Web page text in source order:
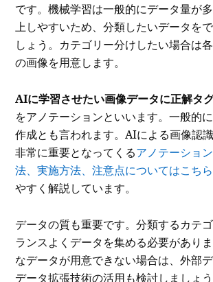
です。機械学習は一般的にデータ量が
上しやすいため、分類したいデータを
しょう。カテゴリー分けしたい場合は
の画像を用意します。
AIに学習させたい画像データに正解タ
をアノテーションといいます。一般的
作成とも言われます。AIによる画像認
非常に重要となってくるアノテーショ
法、実施方法、注意点についてはこち
やすく解説しています。
データの質も重要です。分類するカテ
ランスよくデータを集める必要があり
なデータが用意できない場合は、外部デ
データ拡張技術の活用も検討しましょう